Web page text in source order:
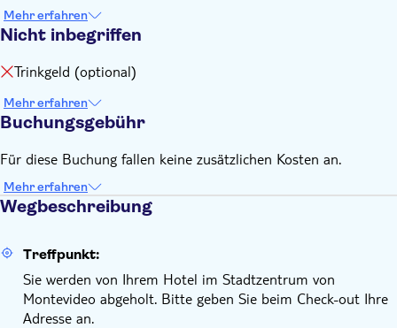
Mehr erfahren
Nicht inbegriffen
Trinkgeld (optional)
Mehr erfahren
Buchungsgebühr
Für diese Buchung fallen keine zusätzlichen Kosten an.
Mehr erfahren
Wegbeschreibung
Treffpunkt:
Sie werden von Ihrem Hotel im Stadtzentrum von
Montevideo abgeholt. Bitte geben Sie beim Check-out Ihre
Adresse an.